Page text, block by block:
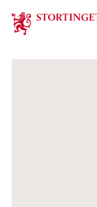
Stortinget.no